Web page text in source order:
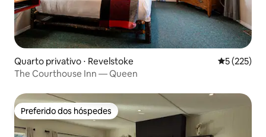
Quarto privativo ⋅ Revelstoke 5 de uma
5 (225)
The Courthouse Inn — Queen
Preferido dos hóspedes
Preferido dos hóspedes